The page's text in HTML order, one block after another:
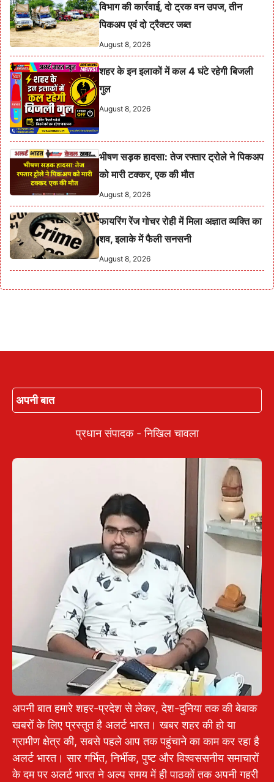
विभाग की कार्रवाई, दो ट्रक वन उपज, तीन
पिकअप एवं दो ट्रैक्टर जब्त
August 8, 2026
शहर के इन इलाकों में कल 4 घंटे रहेगी बिजली
गुल
August 8, 2026
भीषण सड़क हादसा: तेज रफ्तार ट्रोले ने पिकअप
को मारी टक्कर, एक की मौत
August 8, 2026
फायरिंग रेंज गोचर रोही में मिला अज्ञात व्यक्ति का
शव, इलाके में फैली सनसनी
August 8, 2026
अपनी बात
प्रधान संपादक - निखिल चावला
अपनी बात हमारे शहर-प्रदेश से लेकर, देश-दुनिया तक की बेबाक
खबरों के लिए प्रस्तुत है अलर्ट भारत। खबर शहर की हो या
ग्रामीण क्षेत्र की, सबसे पहले आप तक पहुंचाने का काम कर रहा है
अलर्ट भारत। सार गर्भित, निर्भीक, पुष्ट और विश्वससनीय समाचारों
के दम पर अलर्ट भारत ने अल्प समय में ही पाठकों तक अपनी गहरी